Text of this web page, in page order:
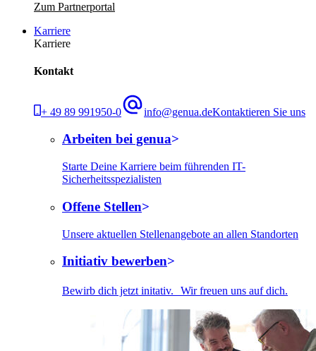
Zum Partnerportal
Karriere
Karriere
Kontakt
+ 49 89 991950-0 info@genua.deKontaktieren Sie uns
Arbeiten bei genua
Starte Deine Karriere beim führenden IT-
Sicherheitsspezialisten
Offene Stellen
Unsere aktuellen Stellenangebote an allen Standorten
Initiativ bewerben
Bewirb dich jetzt initativ. Wir freuen uns auf dich.